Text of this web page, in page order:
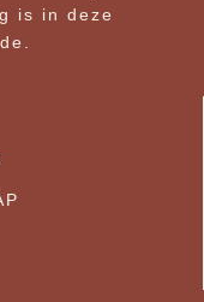
is in deze